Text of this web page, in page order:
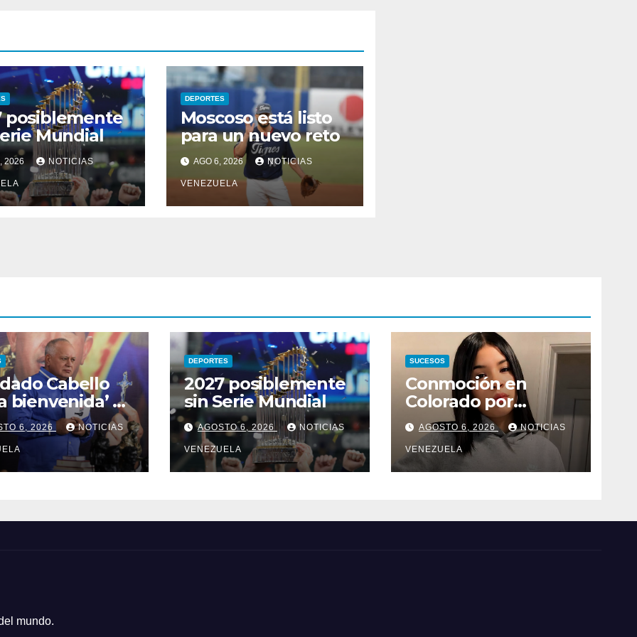
posiblemente
Mundial
2026 NOTICIAS
DEPORTES
Moscoso está listo
para un nuevo reto
AGO 6, 2026 NOTICIAS
VENEZUELA
Cabello
bienvenida’ a
que
al país para
con el
6, 2026 NOTICIAS
DEPORTES
2027 posiblemente
sin Serie Mundial
AGOSTO 6, 2026 NOTICIAS
VENEZUELA
SUCESOS
Conmoción en
Colorado por
asesinato de una
adolescente
venezolana en
reunión con amigos
AGOSTO 6, 2026 NOTICIAS
VENEZUELA
mundo.